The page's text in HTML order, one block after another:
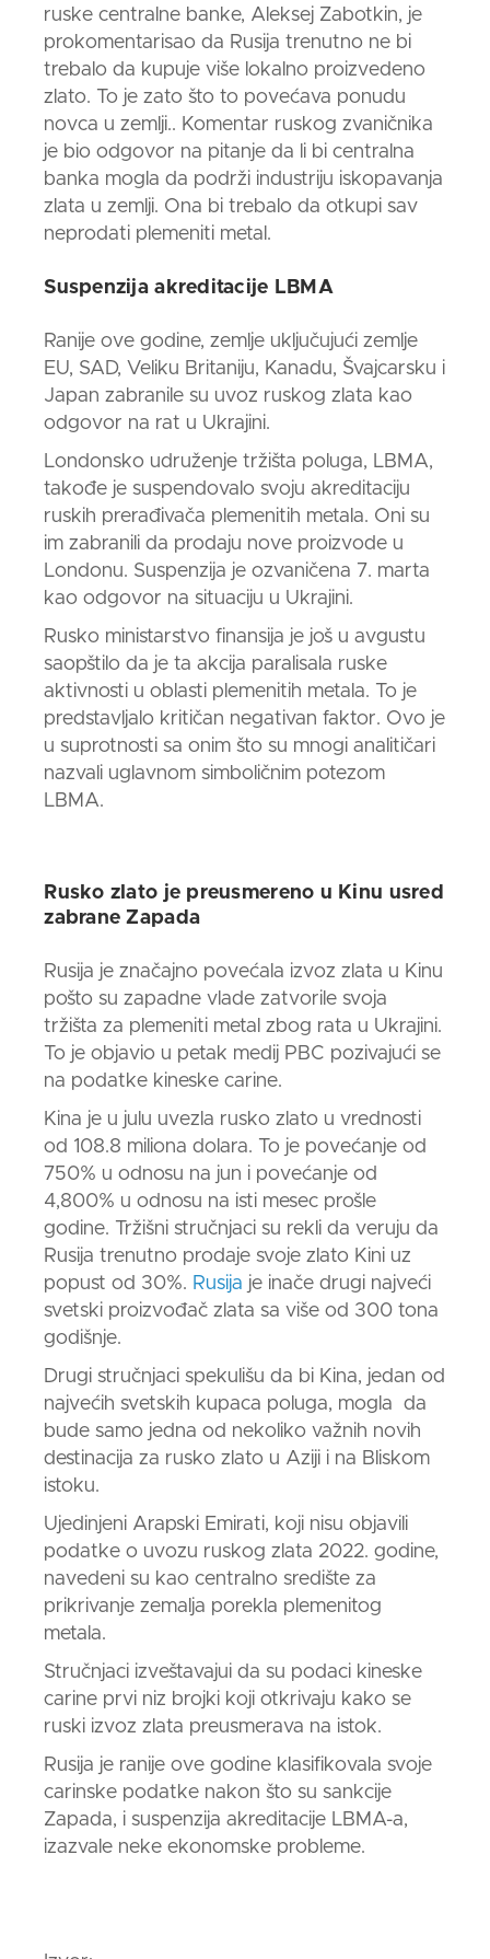
ruske centralne banke, Aleksej Zabotkin, je
prokomentarisao da Rusija trenutno ne bi
trebalo da kupuje više lokalno proizvedeno
zlato. To je zato što to povećava ponudu
novca u zemlji.. Komentar ruskog zvaničnika
je bio odgovor na pitanje da li bi centralna
banka mogla da podrži industriju iskopavanja
zlata u zemlji. Ona bi trebalo da otkupi sav
neprodati plemeniti metal.
Suspenzija akreditacije LBMA
Ranije ove godine, zemlje uključujući zemlje
EU, SAD, Veliku Britaniju, Kanadu, Švajcarsku i
Japan zabranile su uvoz ruskogzlata kao
odgovor na rat u Ukrajini.
Londonsko udruženje tržišta poluga, LBMA,
takođe je suspendovalo svoju akreditaciju
ruskih prerađivača plemenitih metala. Oni su
im zabranili da prodaju nove proizvode u
Londonu. Suspenzija je ozvaničena 7. marta
kao odgovor na situaciju u Ukrajini.
Rusko ministarstvo finansija je još u avgustu
saopštilo da je ta akcija paralisala ruske
aktivnosti u oblasti plemenitih metala. To je
predstavljalo kritičan negativan faktor. Ovo je
u suprotnosti sa onim što su mnogi analitičari
nazvali uglavnom simboličnim potezom
LBMA.
Rusko zlato je preusmereno u Kinu usred
zabrane Zapada
Rusija je značajno povećala izvozzlata u Kinu
pošto su zapadne vlade zatvorile svoja
tržišta za plemeniti metal zbog rata u Ukrajini.
To je objavio u petak medij PBC pozivajući se
na podatke kineske carine.
Kina je u julu uvezla rusko zlato u vrednosti
od 108.8 miliona dolara. To je povećanje od
750% u odnosu na jun i povećanje od
4,800% u odnosu na isti mesec prošle
godine. Tržišni stručnjaci su rekli da veruju da
Rusija trenutno prodaje svojezlato Kini uz
popust od 30%. Rusija je inače drugi najveći
svetski proizvođač zlata sa više od 300 tona
godišnje.
Drugi stručnjaci spekulišu da bi Kina, jedan od
najvećih svetskih kupaca poluga, mogla da
bude samo jedna od nekoliko važnih novih
destinacija za ruskozlato u Aziji i na Bliskom
istoku.
Ujedinjeni Arapski Emirati, koji nisu objavili
podatke o uvozu ruskog zlata 2022. godine,
navedeni su kao centralno središte za
prikrivanje zemalja porekla plemenitog
metala.
Stručnjaci izveštavajui da su podaci kineske
carine prvi niz brojki koji otkrivaju kako se
ruski izvozzlata preusmerava na istok.
Rusija je ranije ove godine klasifikovala svoje
carinske podatke nakon što su sankcije
Zapada, i suspenzija akreditacije LBMA-a,
izazvale neke ekonomske probleme.